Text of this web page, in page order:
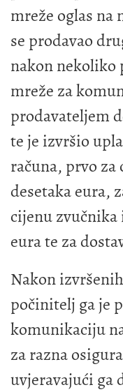
mreže oglas na
se prodavao
nakon nekoliko
mreže za
prodavateljem
te je izvršio
računa, prvo
desetaka eura,
cijenu
eura te za
Nakon
počinitelj ga je
komunikaciju
za razna
uvjeravajući ga